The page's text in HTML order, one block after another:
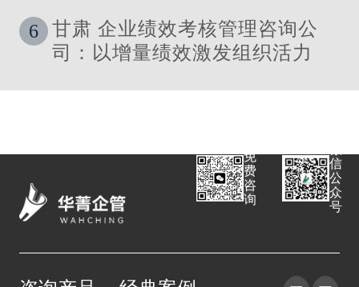
6
甘肃 企业绩效考核管理咨询公
司：以增量绩效激发组织活力
免
费
咨
询
信
公
众
号